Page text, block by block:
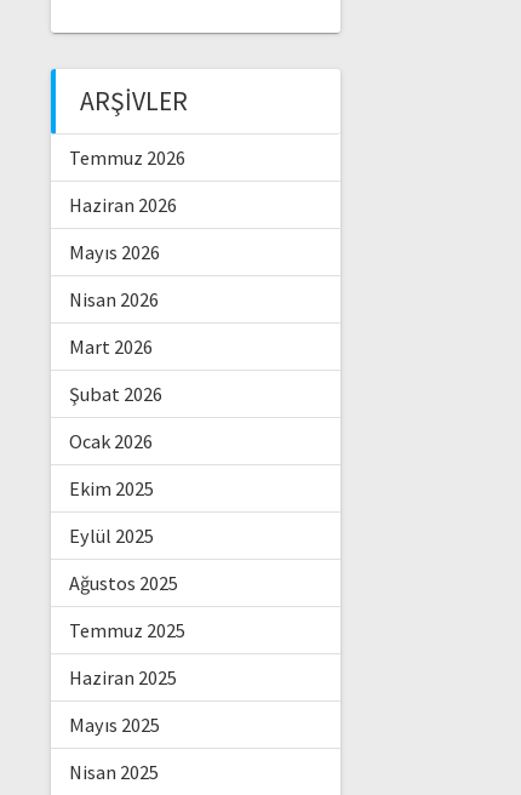
ARŞIVLER
Temmuz 2026
Haziran 2026
Mayıs 2026
Nisan 2026
Mart 2026
Şubat 2026
Ocak 2026
Ekim 2025
Eylül 2025
Ağustos 2025
Temmuz 2025
Haziran 2025
Mayıs 2025
Nisan 2025